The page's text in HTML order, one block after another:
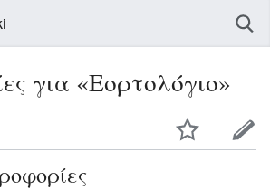
για «Εορτολόγιο»